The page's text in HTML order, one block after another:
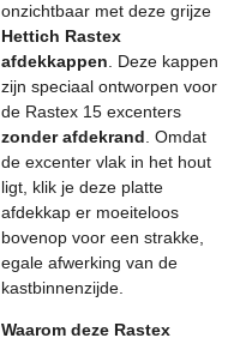
onzichtbaar met deze grijze
Hettich Rastex
afdekkappen . Deze kappen
zijn speciaal ontworpen voor
de Rastex 15 excenters
zonder afdekrand . Omdat
de excenter vlak in het hout
ligt, klik je deze platte
afdekkap er moeiteloos
bovenop voor een strakke,
egale afwerking van de
kastbinnenzijde.
Waarom deze Rastex